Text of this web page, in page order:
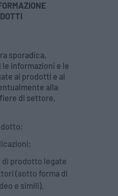
sporadica,
le informazioni e le
ai prodotti e al
alla
di settore,
di prodotto legate
(sotto forma di
e simili).